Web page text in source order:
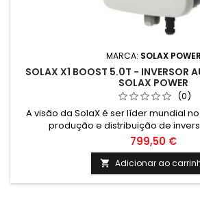
MARCA: SOLAX POWER
SOLAX X1 BOOST 5.0T - INVERSOR
SOLAX POWER
(0)
A visão da SolaX é ser líder mundial
produção e distribuição de
799,50 €
 Adicionar ao